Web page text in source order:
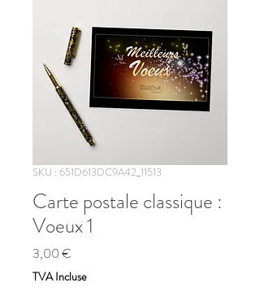
SKU : 651D613DC9A42_11513
Carte postale classique :
Voeux 1
3,00 €
TVA Incluse